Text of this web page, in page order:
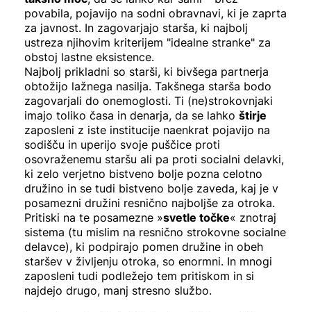
povabila, pojavijo na sodni obravnavi, ki je zaprta
za javnost. In zagovarjajo starša, ki najbolj
ustreza njihovim kriterijem "idealne stranke" za
obstoj lastne eksistence.
Najbolj prikladni so starši, ki bivšega partnerja
obtožijo lažnega nasilja. Takšnega starša bodo
zagovarjali do onemoglosti. Ti (ne)strokovnjaki
imajo toliko časa in denarja, da se lahko štirje
zaposleni z iste institucije naenkrat pojavijo na
sodišču in uperijo svoje puščice proti
osovraženemu staršu ali pa proti socialni delavki,
ki zelo verjetno bistveno bolje pozna celotno
družino in se tudi bistveno bolje zaveda, kaj je v
posamezni družini resnično najboljše za otroka.
Pritiski na te posamezne »svetle točke« znotraj
sistema (tu mislim na resnično strokovne socialne
delavce), ki podpirajo pomen družine in obeh
staršev v življenju otroka, so enormni. In mnogi
zaposleni tudi podležejo tem pritiskom in si
najdejo drugo, manj stresno službo.